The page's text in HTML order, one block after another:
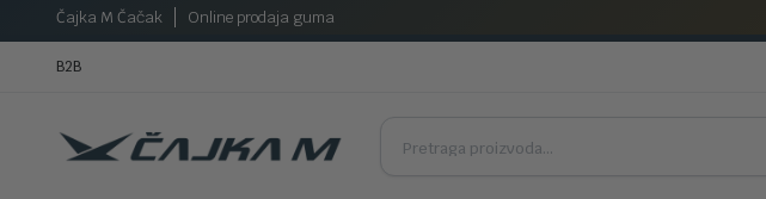
Čajka M Čačak Online prodaja guma
B2B